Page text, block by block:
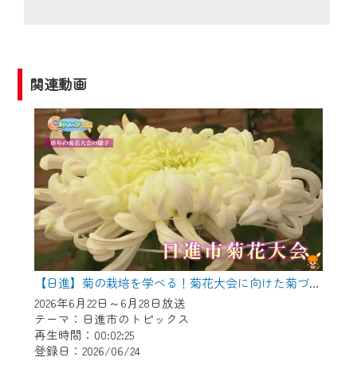
関連動画
【日進】菊の栽培を学べる！菊花大会に向けた菊づくり講習会
2026年6月22日～6月28日放送
テーマ：日進市のトピックス
再生時間：00:02:25
登録日：2026/06/24
2024年9月24日からはご加入者様へのサー
ビス向上のため、
『CCNet Web TV』を利用いただくには、
一部コンテンツを除き、
CCNetサービスへの加入と『CCNetマイ
ページ※』へのログインが必要となりま
す。
何卒、ご理解ご了承の程よろしくお願い
いたします。
※マイページへのログインには、MyIDが必
要となります。
※MyIDとは、CCNet Web TVを含むCCNetの
各種サービスをご利用頂くためのIDです。